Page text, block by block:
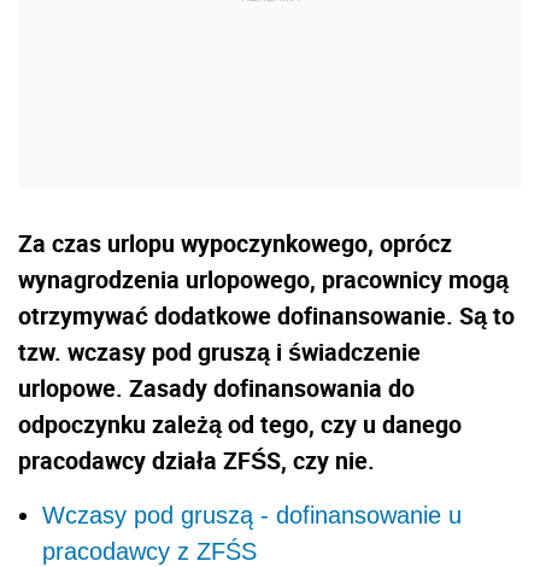
Za czas urlopu wypoczynkowego, oprócz
wynagrodzenia urlopowego, pracownicy mogą
otrzymywać dodatkowe dofinansowanie. Są to
tzw. wczasy pod gruszą i świadczenie
urlopowe. Zasady dofinansowania do
odpoczynku zależą od tego, czy u danego
pracodawcy działa ZFŚS, czy nie.
Wczasy pod gruszą - dofinansowanie u
pracodawcy z ZFŚS